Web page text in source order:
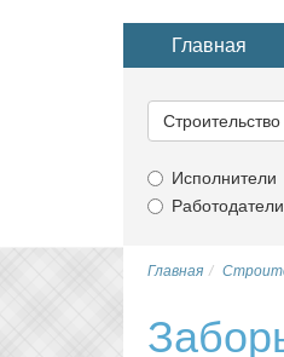
Главная
категорию...
Исполнители
Работодатели
Главная